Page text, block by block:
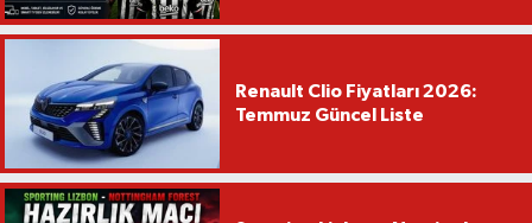
Renault Clio Fiyatları 2026:
Temmuz Güncel Liste